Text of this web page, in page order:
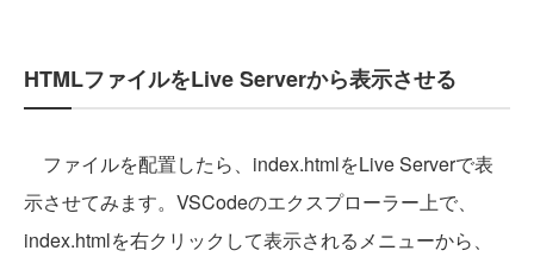
HTMLファイルをLive Serverから表示させる
ファイルを配置したら、index.htmlをLive Serverで表
示させてみます。VSCodeのエクスプローラー上で、
index.htmlを右クリックして表示されるメニューから、